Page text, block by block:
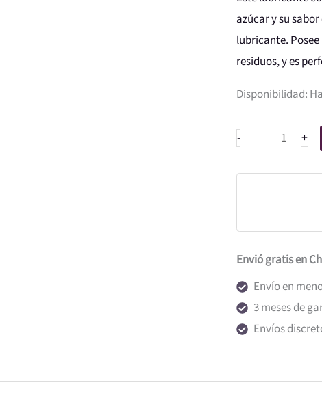
azúcar y su
lubricante.
residuos, y es
Disponibilidad:
-
cantidad
+
Envió gratis en
Envío en
3 meses de
Envíos